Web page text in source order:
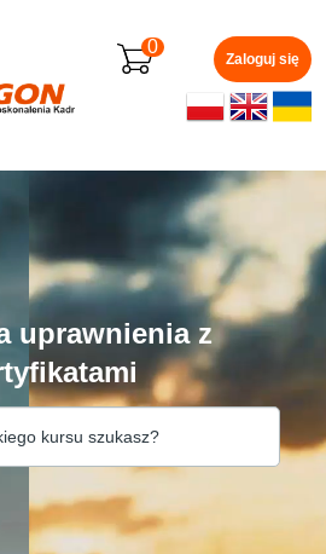
0
Zaloguj się
uprawnienia z
kursu szukasz?